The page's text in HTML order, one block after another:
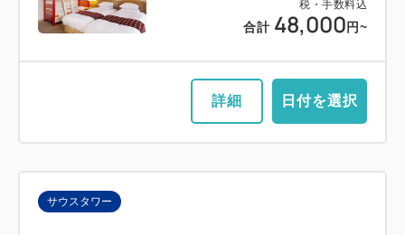
税・手数料込
合計 48,000 円~
詳細 日付を選択
サウスタワー